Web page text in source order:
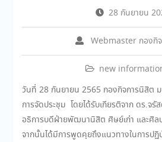
28 กันยายน
Webmaster กองกิ
new
วันที่ 28 กันยายน 2565 กองกิจการนิสิต ม
การจัดประชุม โดยได้รับเกียรติจาก ดร.จรั
อธิการบดีฝ่ายพัฒนานิสิต ศิษย์เก่า และศิล
จากนั้นได้มีการพูดคุยถึงแนวทางในการปฏิ